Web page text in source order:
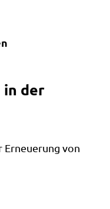
in der
Erneuerung von